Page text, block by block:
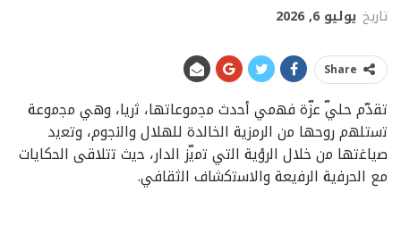
تاريخ يوليو 6, 2026
Share
ﺗﻘدّم ﺣﻠﻲّ ﻋزّة ﻓﮭﻣﻲ أﺣدث ﻣﺟﻣوﻋﺎﺗﮭﺎ، ﺛرﯾﺎ، وھﻲ ﻣﺟﻣوﻋﺔ
ﺗﺳﺗﻠﮭم روﺣﮭﺎ ﻣن اﻟرﻣزﯾﺔ اﻟﺧﺎﻟدة ﻟﻠﮭﻼل واﻟﻧﺟوم، وﺗﻌﯾد
ﺻﯾﺎﻏﺗﮭﺎ ﻣن ﺧﻼل اﻟرؤﯾﺔ اﻟﺗﻲ ﺗﻣﯾّز اﻟدار، ﺣﯾث ﺗﺗﻼﻗﻰ اﻟﺣﻛﺎﯾﺎت
ﻣﻊ اﻟﺣرﻓﯾﺔ اﻟرﻓﯾﻌﺔ واﻻﺳﺗﻛﺷﺎف اﻟﺛﻘﺎﻓﻲ.